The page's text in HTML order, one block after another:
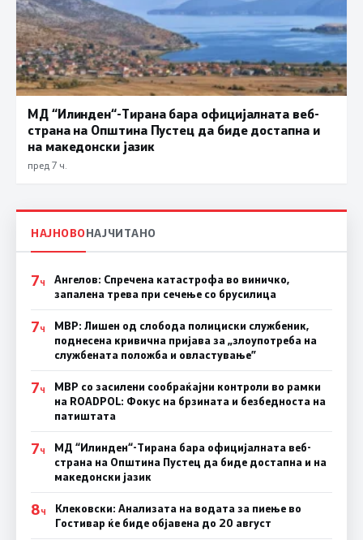
МД “Илинден“-Тирана бара официјалната веб-
страна на Општина Пустец да биде достапна и
на македонски јазик
пред 7 ч.
НАЈНОВОНАЈЧИТАНО
7Ч
Ангелов: Спречена катастрофа во виничко,
запалена трева при сечење со брусилица
7Ч
МВР: Лишен од слобода полициски службеник,
поднесена кривична пријава за „злоупотреба на
службената положба и овластување”
7Ч
МВР со засилени сообраќајни контроли во рамки
на ROADPOL: Фокус на брзината и безбедноста на
патиштата
7Ч
МД “Илинден“-Тирана бара официјалната веб-
страна на Општина Пустец да биде достапна и на
македонски јазик
8Ч
Клековски: Анализата на водата за пиење во
Гостивар ќе биде објавена до 20 август